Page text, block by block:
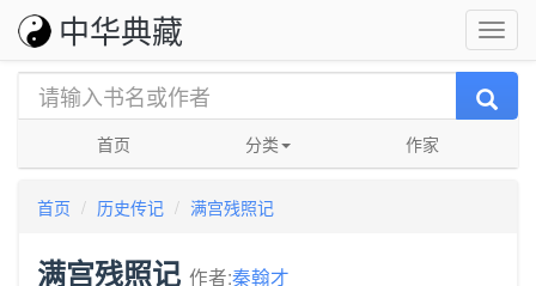
中华典藏
首页 分类 作家
首页 历史传记 满宫残照记
满宫残照记 作者:秦翰才